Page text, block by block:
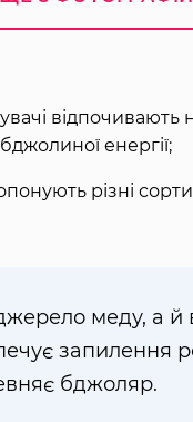
енергії;
різні
меду, а й
запилення
бджоляр.